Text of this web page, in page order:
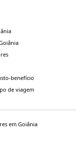
benefício
de viagem
em Goiânia